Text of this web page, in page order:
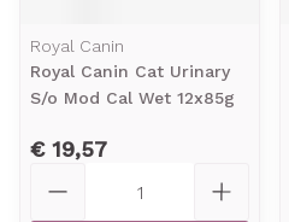
Royal Canin
Royal Canin Cat Urinary
S/o Mod Cal Wet 12x85g
€ 19,57